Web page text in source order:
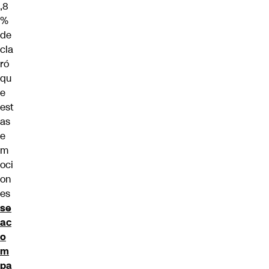
,8
%
de
cla
ró
qu
e
est
as
e
m
oci
on
es
se
ac
o
m
pa